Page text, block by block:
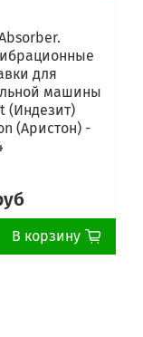
для
машины
(Индезит)
(Аристон) -
В корзину